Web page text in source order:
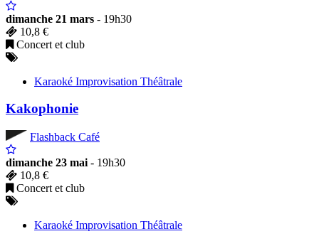
dimanche 21 mars - 19h30
10,8 €
Concert et club
Karaoké Improvisation Théâtrale
Kakophonie
Flashback Café
dimanche 23 mai - 19h30
10,8 €
Concert et club
Karaoké Improvisation Théâtrale